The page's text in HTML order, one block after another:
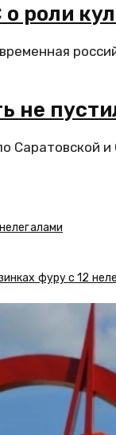
роли
не
Саратовской
фуру с 12